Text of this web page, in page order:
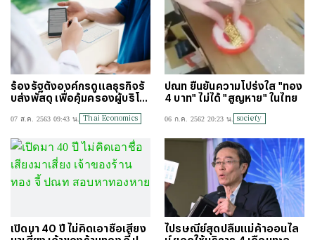
ร้องรัฐตั้งองค์กรดูแลธุรกิจรั
บส่งพัสดุ เพื่อคุ้มครองผู้บริโภ
07 ส.ค. 2563 09:43 น. Thai Economics
ปณท ยืนยันความโปร่งใส "ทอง
4 บาท" ไม่ได้ "สูญหาย" ในไทย
06 ก.ค. 2562 20:23 น. society
เปิดมา 40 ปี ไม่คิดเอาชื่อเสียง
ไปรษณีย์สุดปลื้มแม่ค้าออนไล